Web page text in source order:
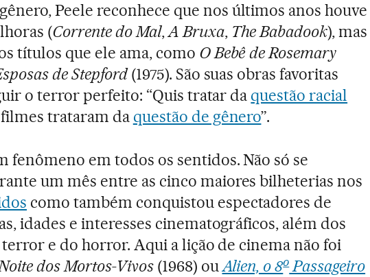
Peele reconhece que nos últimos anos houve
(Corrente do Mal,A Bruxa, The Babadook), mas
títulos que ele ama, como O Bebê de Rosemary
de Stepford(1975). São suas obras favoritas
o terror perfeito: “Quis tratar da questão racial
trataram da questão de gênero”.
fenômeno em todos os sentidos. Não só se
um mês entre as cinco maiores bilheterias nos
como também conquistou espectadores de
idades e interesses cinematográficos, além dos
e do horror. Aqui a lição de cinema não foi
dos Mortos-Vivos(1968) ouAlien, o 8oPassageiro